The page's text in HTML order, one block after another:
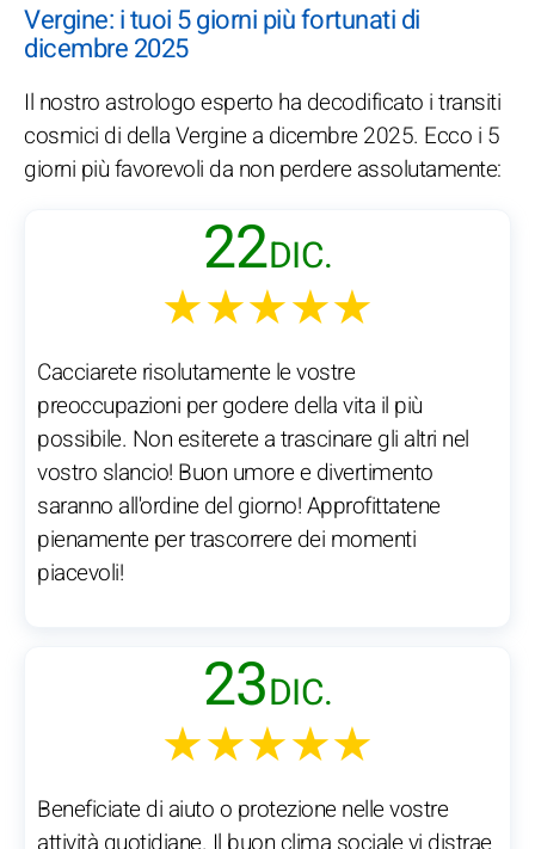
Vergine: i tuoi 5 giorni più fortunati di
dicembre 2025
Il nostro astrologo esperto ha decodificato i transiti
cosmici di della Vergine a dicembre 2025. Ecco i 5
giorni più favorevoli da non perdere assolutamente:
22DIC.
★★★★★
Cacciarete risolutamente le vostre
preoccupazioni per godere della vita il più
possibile. Non esiterete a trascinare gli altri nel
vostro slancio! Buon umore e divertimento
saranno all'ordine del giorno! Approfittatene
pienamente per trascorrere dei momenti
piacevoli!
23DIC.
★★★★★
Beneficiate di aiuto o protezione nelle vostre